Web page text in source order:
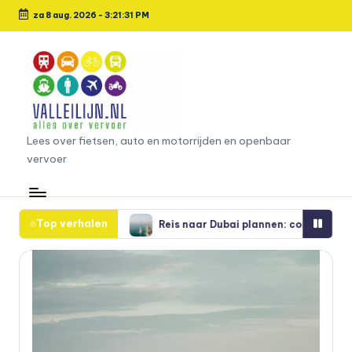
Ga
inhoud
za 8 aug. 2026 - 3:21:32 PM
L
e
e
s
o
e
r
Lees over fietsen, auto en motorrijden en openbaar
vervoer
Top verhalen
Reis naar Dubai plannen: complete gids voor een